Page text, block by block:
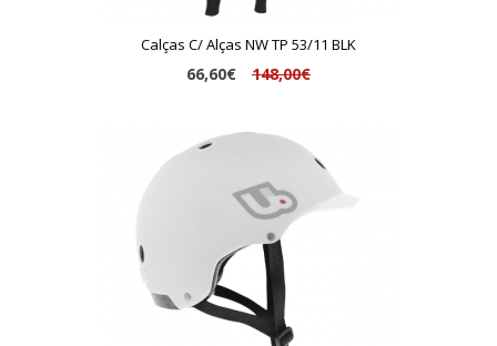
Calças C/ Alças NW TP 53/11 BLK
66,60€ 148,00€